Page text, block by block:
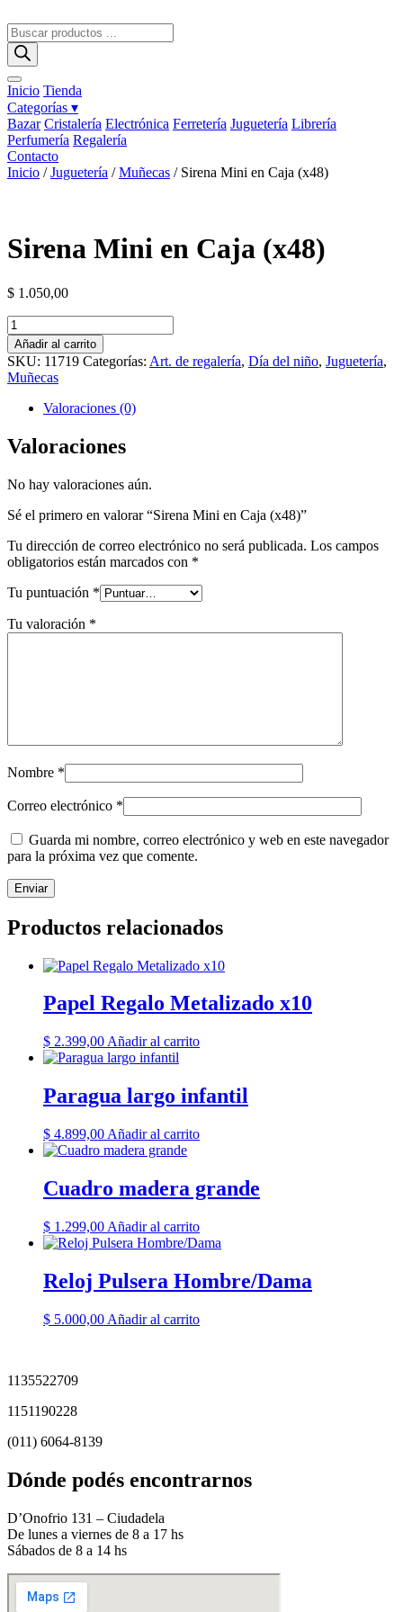
al
contenido
Búsqueda
de
productos
Inicio Tienda
Categorías ▾
Bazar Cristalería Electrónica Ferretería Juguetería Librería
Perfumería Regalería
Contacto
Inicio /Juguetería /Muñecas / Sirena Mini en Caja (x48)
Sirena Mini en Caja (x48)
$ 1.050,00
Sirena
Mini
en
Caja
(x48)
cantidad
Añadir al carrito
SKU: 11719 Categorías: Art. de regalería, Día del niño, Juguetería,
Muñecas
Valoraciones (0)
Valoraciones
No hay valoraciones aún.
Sé el primero en valorar “Sirena Mini en Caja (x48)”
Tu dirección de correo electrónico no será publicada. Los campos
obligatorios están marcados con *
Tu puntuación *
Tu valoración *
Nombre *
Correo electrónico *
Guarda mi nombre, correo electrónico y web en este navegador
para la próxima vez que comente.
Productos relacionados
Papel Regalo Metalizado x10
$ 2.399,00 Añadir al carrito
Paragua largo infantil
$ 4.899,00 Añadir al carrito
Cuadro madera grande
$ 1.299,00 Añadir al carrito
Reloj Pulsera Hombre/Dama
$ 5.000,00 Añadir al carrito
1135522709
1151190228
(011) 6064-8139
Dónde podés encontrarnos
D’Onofrio 131 – Ciudadela
De lunes a viernes de 8 a 17 hs
Sábados de 8 a 14 hs